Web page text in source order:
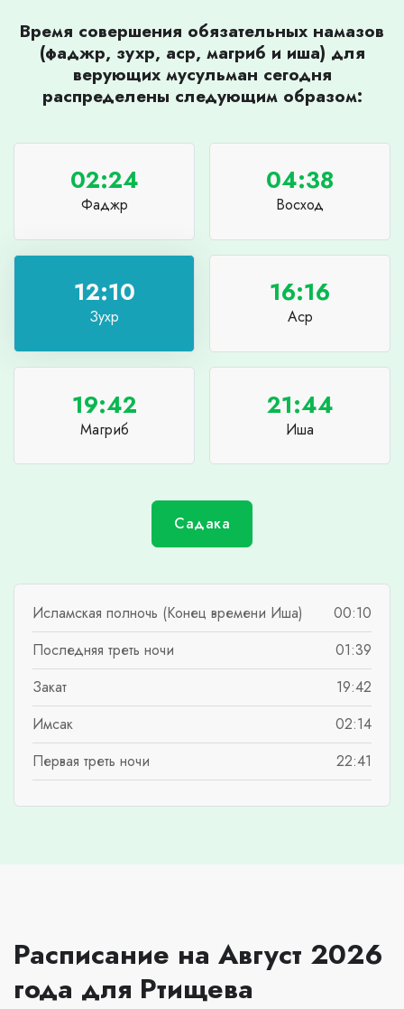
Время совершения обязательных намазов
(фаджр, зухр, аср, магриб и иша) для
верующих мусульман сегодня
распределены следующим образом:
02:24
Фаджр
04:38
Восход
12:10
Зухр
16:16
Аср
19:42
Магриб
21:44
Иша
Садака
Исламская полночь (Конец времени Иша)
00:10
Последняя треть ночи
01:39
Закат
19:42
Имсак
02:14
Первая треть ночи
22:41
Расписание на Август 2026
года для Ртищева